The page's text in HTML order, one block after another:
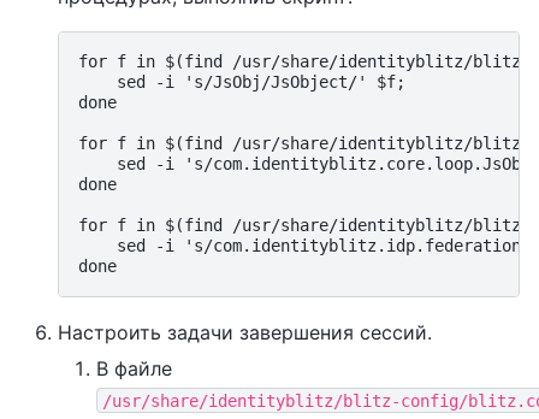
for f in $(find /usr/share/identityblitz/blitz-
    sed -i 's/JsObj/JsObject/' $f;
done
for f in $(find /usr/share/identityblitz/blitz-
sed -i 's/
done
for f in $(find /usr/share/identityblitz/blitz-
sed -i 's/
Настроить задачи завершения сессий.
В файле
/usr/share/identityblitz/blitz-config/